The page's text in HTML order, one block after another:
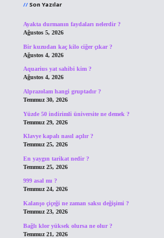
Son Yazılar
Ayakta durmanın faydaları nelerdir ?
Ağustos 5, 2026
Bir kuzudan kaç kilo ciğer çıkar ?
Ağustos 4, 2026
Aquarius yat sahibi kim ?
Ağustos 4, 2026
Alprazolam hangi gruptadır ?
Temmuz 30, 2026
Yüzde 50 indirimli üniversite ne demek ?
Temmuz 29, 2026
Klavye kapalı nasıl açılır ?
Temmuz 25, 2026
En yaygın tarikat nedir ?
Temmuz 25, 2026
999 asal mı ?
Temmuz 24, 2026
Kalanşo çiçeği ne zaman saksı değişimi ?
Temmuz 23, 2026
Bağlı klor yüksek olursa ne olur ?
Temmuz 21, 2026